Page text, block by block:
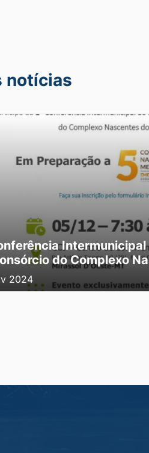
notícias
do Complexo
2024